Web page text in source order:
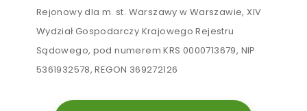
Rejonowy dla m. st. Warszawy w Warszawie, XIV
Wydział Gospodarczy Krajowego Rejestru
Sądowego, pod numerem KRS 0000713679, NIP
5361932578, REGON 369272126